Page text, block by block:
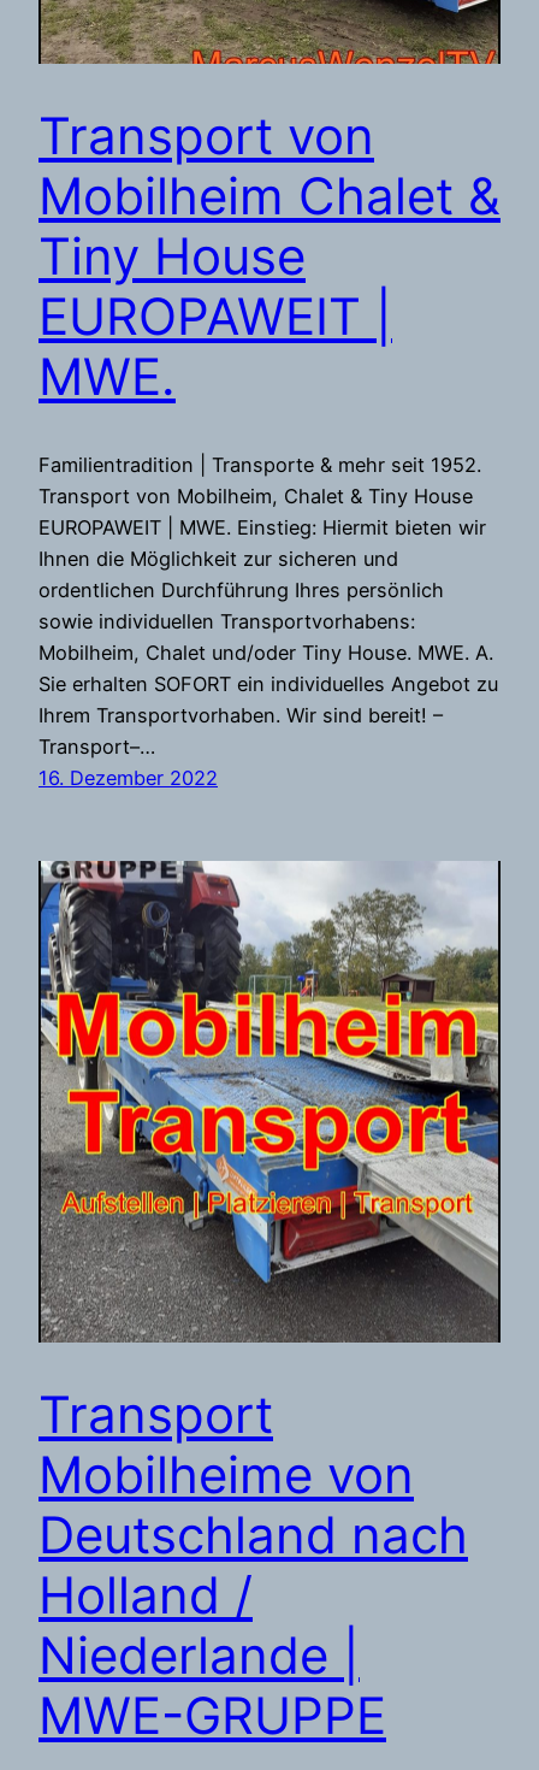
Transport von
Mobilheim Chalet &
Tiny House
EUROPAWEIT |
MWE.
Familientradition | Transporte & mehr seit 1952.
Transport von Mobilheim, Chalet & Tiny House
EUROPAWEIT | MWE. Einstieg: Hiermit bieten wir
Ihnen die Möglichkeit zur sicheren und
ordentlichen Durchführung Ihres persönlich
sowie individuellen Transportvorhabens:
Mobilheim, Chalet und/oder Tiny House. MWE. A.
Sie erhalten SOFORT ein individuelles Angebot zu
Ihrem Transportvorhaben. Wir sind bereit! –
Transport–…
16. Dezember 2022
Transport
Mobilheime von
Deutschland nach
Holland /
Niederlande |
MWE-GRUPPE